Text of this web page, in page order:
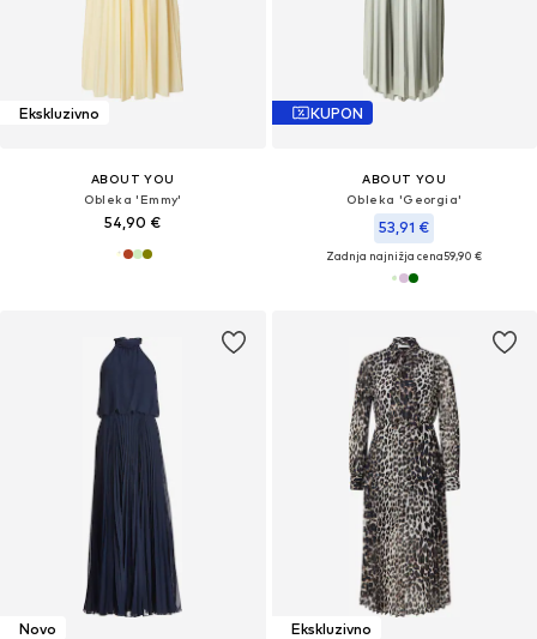
Ekskluzivno
ABOUT YOU
Obleka 'Emmy'
54,90 €
KUPON
ABOUT YOU
Obleka 'Georgia'
53,91 €
Zadnja najnižja cena59,90 €
Novo Ekskluzivno